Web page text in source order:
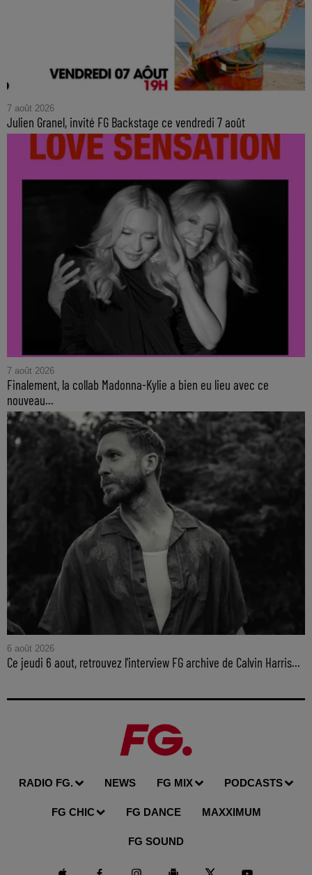
7 août 2026
Julien Granel, invité FG Backstage ce vendredi 7 août
7 août 2026
Finalement, la collab Madonna-Kylie a bien eu lieu avec ce
nouveau...
6 août 2026
Ce jeudi 6 aout, retrouvez l'interview FG archive de Calvin Harris...
RADIO FG. NEWS FG MIX PODCASTS
FG CHIC FG DANCE MAXXIMUM
FG SOUND